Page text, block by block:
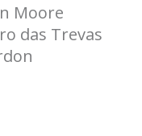
Moore
das Trevas